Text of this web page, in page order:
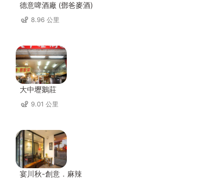
德意啤酒廠 (鄧爸麥酒)
8.96 公里
大中壢鵝莊
9.01 公里
宴川秋-創意．麻辣